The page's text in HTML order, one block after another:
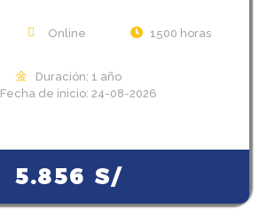
Online 1500 horas
Duración: 1 año
Fecha de inicio: 24-08-2026
5.856 S/